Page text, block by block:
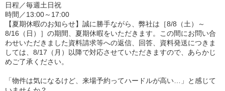
日程／毎週土日祝
時間／13:00～17:00
【夏期休暇のお知らせ】誠に勝手ながら、弊社は［8/8（土）～
8/16（日）］の期間、夏期休暇をいただきます。この間にお問い合
わせいただきました資料請求等への返信、回答、資料発送につきま
しては、8/17（月）以降で対応させていただきますので、あらかじ
めご了承ください。
「物件は気になるけど、来場予約ってハードルが高い…」と感じて